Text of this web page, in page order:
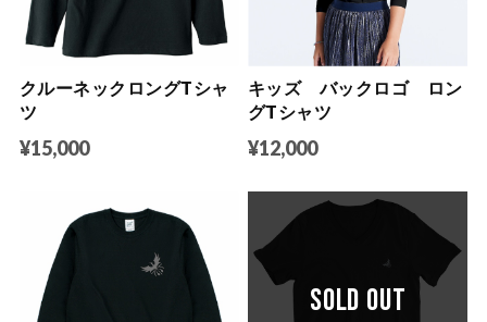
クルーネックロングTシャ
ツ
¥15,000
キッズ バックロゴ ロン
グTシャツ
¥12,000
SOLD OUT